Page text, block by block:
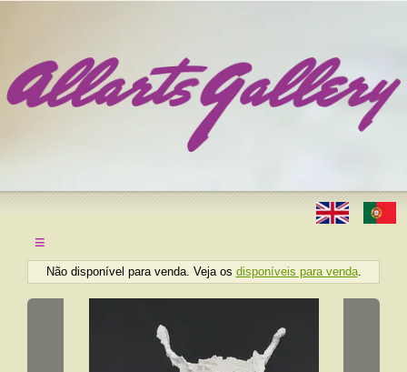
≡
Não disponível para venda. Veja os disponíveis para venda.